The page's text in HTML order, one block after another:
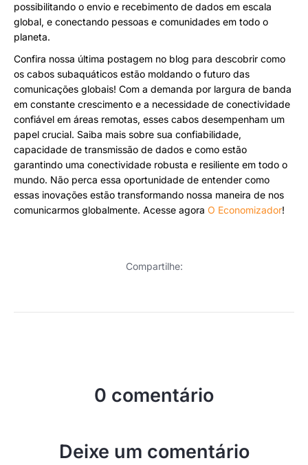
possibilitando o envio e recebimento de dados em escala
global, e conectando pessoas e comunidades em todo o
planeta.
Confira nossa última postagem no blog para descobrir como
os cabos subaquáticos estão moldando o futuro das
comunicações globais! Com a demanda por largura de banda
em constante crescimento e a necessidade de conectividade
confiável em áreas remotas, esses cabos desempenham um
papel crucial. Saiba mais sobre sua confiabilidade,
capacidade de transmissão de dados e como estão
garantindo uma conectividade robusta e resiliente em todo o
mundo. Não perca essa oportunidade de entender como
essas inovações estão transformando nossa maneira de nos
comunicarmos globalmente. Acesse agora O Economizador!
Compartilhe:
0 comentário
Deixe um comentário